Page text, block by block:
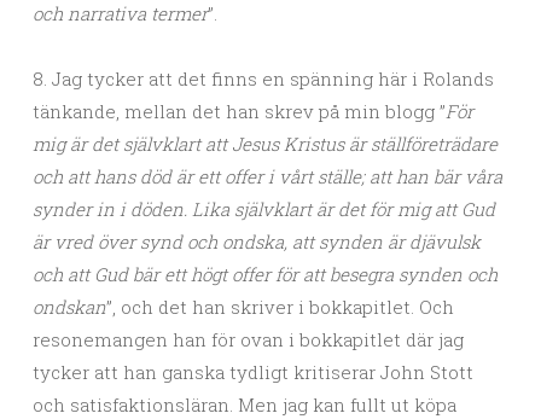
och narrativa termer”.
8. Jag tycker att det finns en spänning här i Rolands
tänkande, mellan det han skrev på min blogg ”För
mig är det självklart att Jesus Kristus är ställföreträdare
och att hans död är ett offer i vårt ställe; att han bär våra
synder in i döden. Lika självklart är det för mig att Gud
är vred över synd och ondska, att synden är djävulsk
och att Gud bär ett högt offer för att besegra synden och
ondskan”, och det han skriver i bokkapitlet. Och
resonemangen han för ovan i bokkapitlet där jag
tycker att han ganska tydligt kritiserar John Stott
och satisfaktionsläran. Men jag kan fullt ut köpa